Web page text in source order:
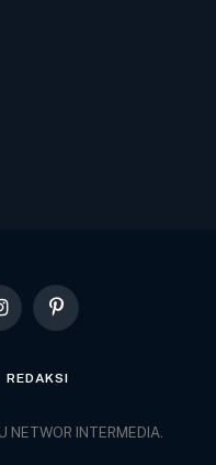
Pinterest
REDAKSI
INTERMEDIA.